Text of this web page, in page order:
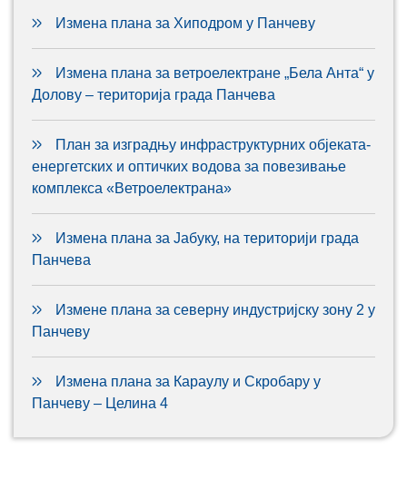
Измена плана за Хиподром у Панчеву
Измена плана за ветроелектране „Бела Анта“ у
Долову – територија града Панчева
План за изградњу инфраструктурних објеката-
енергетских и оптичких водова за повезивање
комплекса «Ветроелектрана»
Измена плана за Јабуку, на територији града
Панчева
Измене плана за северну индустријску зону 2 у
Панчеву
Измена плана за Караулу и Скробару у
Панчеву – Целина 4